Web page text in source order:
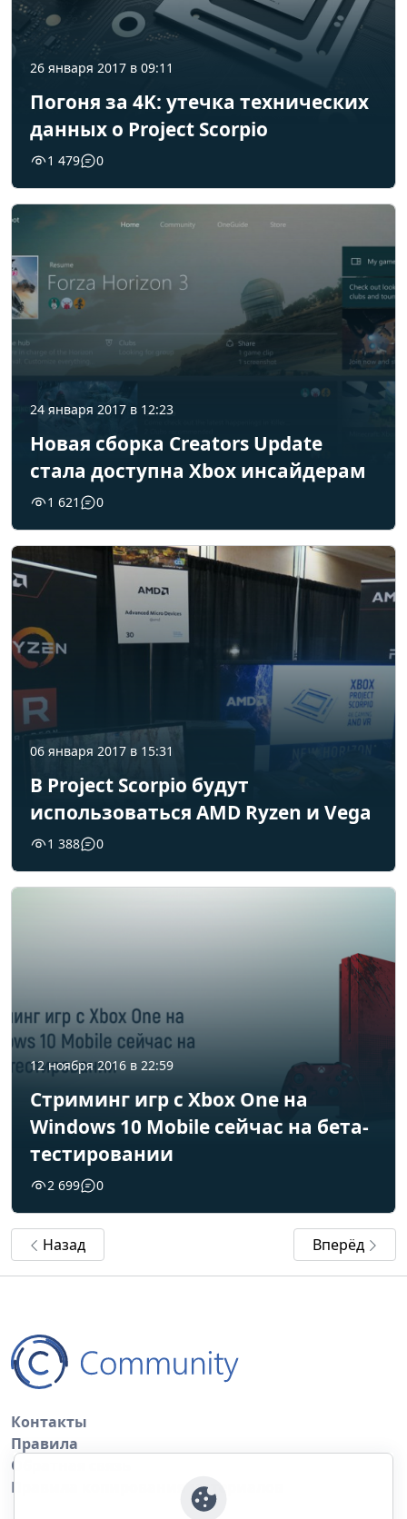
26 января 2017 в 09:11
Погоня за 4K: утечка технических
данных о Project Scorpio
1 479 0
24 января 2017 в 12:23
Новая сборка Creators Update
стала доступна Xbox инсайдерам
1 621 0
06 января 2017 в 15:31
В Project Scorpio будут
использоваться AMD Ryzen и Vega
1 388 0
12 ноября 2016 в 22:59
Стриминг игр с Xbox One на
Windows 10 Mobile сейчас на бета-
тестировании
2 699 0
Назад Вперёд
Контакты
Правила
Обратная связь
Правила копирования материалов